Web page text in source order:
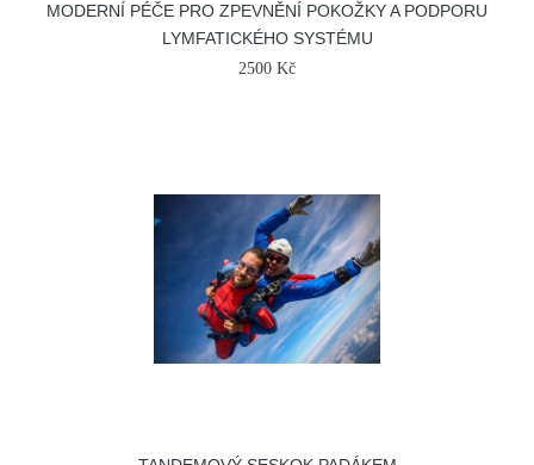
MODERNÍ PÉČE PRO ZPEVNĚNÍ POKOŽKY A PODPORU
LYMFATICKÉHO SYSTÉMU
2500 Kč